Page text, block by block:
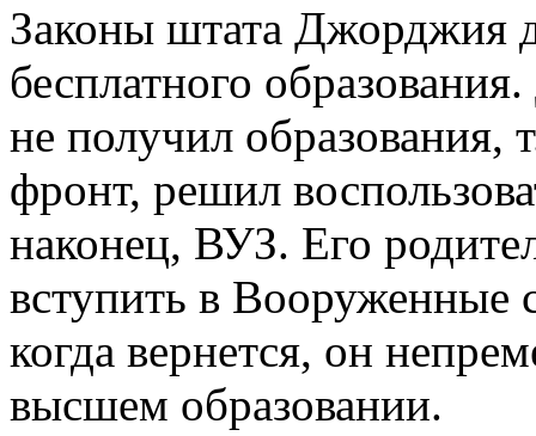
Законы штата Джорджия
бесплатного
не получил образования,
фронт, решил
наконец, ВУЗ. Его
вступить в
когда вернется, он
высшем образовании.